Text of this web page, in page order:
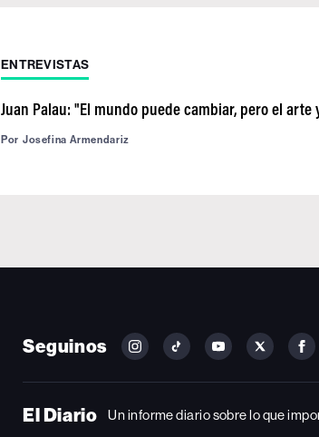
ENTREVISTAS
Juan Palau: "El mundo puede cambiar, pero el
Por Josefina Armendariz
Seguinos
FOLLOW
ON
FOLLOW
ON
FOLLOW
ON
FOLLOW
ON
ON
El Diario Un informe diario sobre lo que